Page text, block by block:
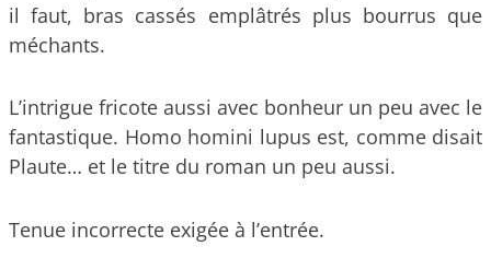
il faut, bras cassés emplâtrés plus bourrus que
méchants.
L’intrigue fricote aussi avec bonheur un peu avec le
fantastique. Homo homini lupus est, comme disait
Plaute… et le titre du roman un peu aussi.
Tenue incorrecte exigée à l’entrée.